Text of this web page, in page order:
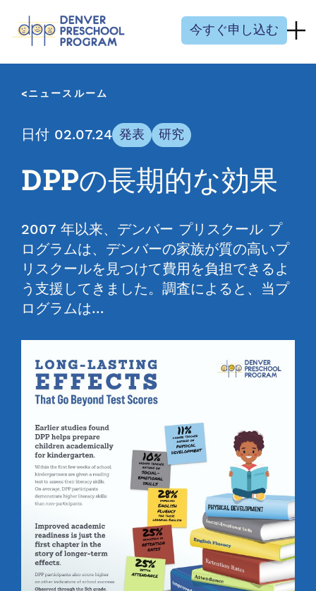
今すぐ申し込む
ニュースルーム
日付 02.07.24 発表 研究
DPPの長期的な効果
2007 年以来、デンバー プリスクール プ
ログラムは、デンバーの家族が質の高いプ
リスクールを見つけて費用を負担できるよ
う支援してきました。調査によると、当プ
ログラムは…